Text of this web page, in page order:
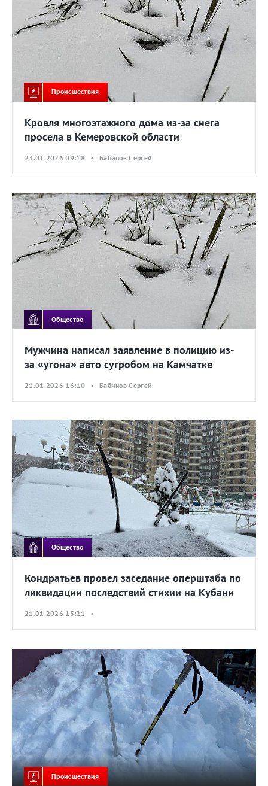
Происшествия
Кровля многоэтажного дома из-за снега
просела в Кемеровской области
23.01.2026 09:18 • Бабинов Сергей
Общество
Мужчина написал заявление в полицию из-
за «угона» авто сугробом на Камчатке
21.01.2026 16:10 • Бабинов Сергей
Общество
Кондратьев провел заседание оперштаба по
ликвидации последствий стихии на Кубани
21.01.2026 15:21 •
Происшествия